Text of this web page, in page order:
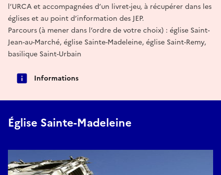
l’URCA et accompagnées d’un livret-jeu, à récupérer dans les
églises et au point d’information des JEP.
Parcours (à mener dans l’ordre de votre choix) : église Saint-
Jean-au-Marché, église Sainte-Madeleine, église Saint-Remy,
basilique Saint-Urbain
Informations
Église Sainte-Madeleine